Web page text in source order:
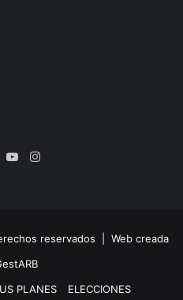
Instagram
reservados | Web creada
PLANES ELECCIONES